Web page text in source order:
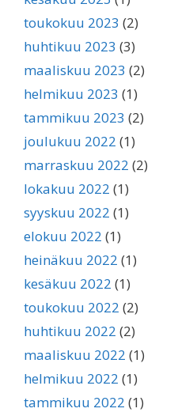
toukokuu 2023 (2)
huhtikuu 2023 (3)
maaliskuu 2023 (2)
helmikuu 2023 (1)
tammikuu 2023 (2)
joulukuu 2022 (1)
marraskuu 2022 (2)
lokakuu 2022 (1)
syyskuu 2022 (1)
elokuu 2022 (1)
heinäkuu 2022 (1)
kesäkuu 2022 (1)
toukokuu 2022 (2)
huhtikuu 2022 (2)
maaliskuu 2022 (1)
helmikuu 2022 (1)
tammikuu 2022 (1)